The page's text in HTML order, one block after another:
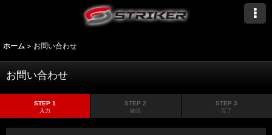
ホーム > お問い合わせ
お問い合わせ
STEP 1
入力
STEP 2
確認
STEP 3
完了